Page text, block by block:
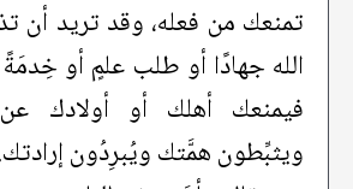
تمنعك من فعله، وقد تريد
الله جهادًا أو طلب علمٍ أو
فيمنعك أهلك أو أولادك
ويثبِّطون همَّتك ويُبرِدُون